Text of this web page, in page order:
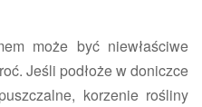
może być niewłaściwe
Jeśli podłoże w doniczce
korzenie rośliny